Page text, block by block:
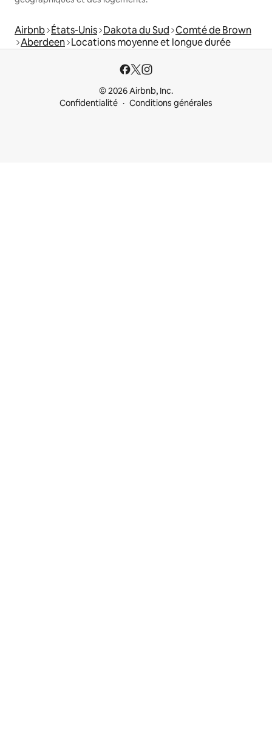
Airbnb États-Unis Dakota du Sud Comté de Brown
Aberdeen Locations moyenne et longue durée
© 2026 Airbnb, Inc.
Confidentialité
Conditions générales